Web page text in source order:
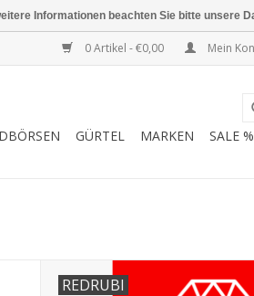
0 Artikel - €0,00 Mein
GÜRTEL MARKEN SALE %
REDRUBI
Informationen beachten Sie bitte unsere